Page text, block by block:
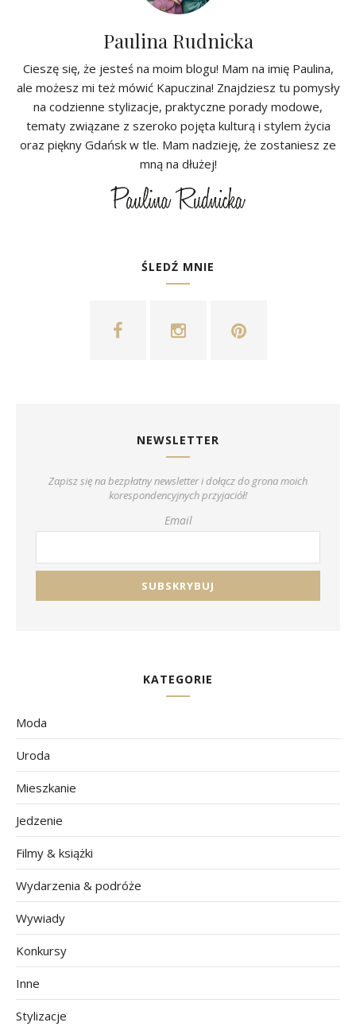
Paulina Rudnicka
Cieszę się, że jesteś na moim blogu! Mam na imię Paulina,
ale możesz mi też mówić Kapuczina! Znajdziesz tu pomysły
na codzienne stylizacje, praktyczne porady modowe,
tematy związane z szeroko pojęta kulturą i stylem życia
oraz piękny Gdańsk w tle. Mam nadzieję, że zostaniesz ze
mną na dłużej!
ŚLEDŹ MNIE
NEWSLETTER
Zapisz się na bezpłatny newsletter i dołącz do grona moich
korespondencyjnych przyjaciół!
Email
KATEGORIE
Moda
Uroda
Mieszkanie
Jedzenie
Filmy & książki
Wydarzenia & podróże
Wywiady
Konkursy
Inne
Stylizacje